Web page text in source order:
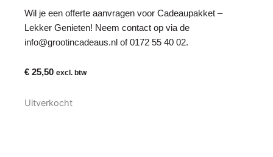
Wil je een offerte aanvragen voor Cadeaupakket –
Lekker Genieten! Neem contact op via de
info@grootincadeaus.nl of0172 55 40 02.
€ 25,50 excl. btw
Uitverkocht